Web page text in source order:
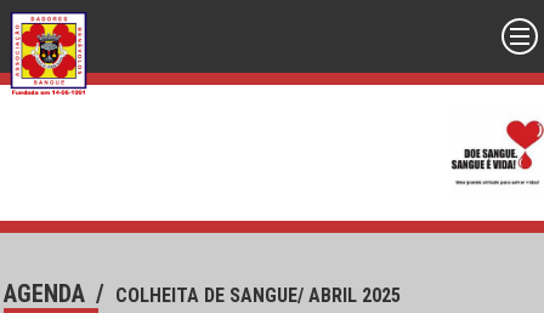
AGENDA / COLHEITA DE SANGUE/ ABRIL 2025